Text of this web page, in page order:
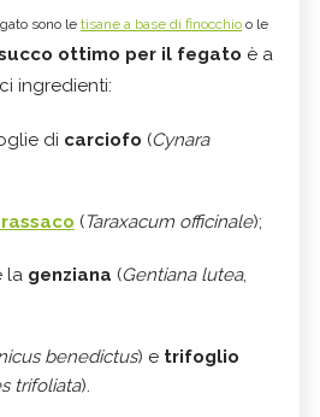
sono le tisane a base di finocchio o le
ottimo per il fegato è a
ingredienti:
di carciofo (Cynara
(Taraxacum officinale);
la genziana (Gentiana lutea,
benedictus) e trifoglio
trifoliata).